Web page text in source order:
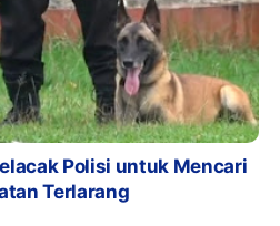
Polisi untuk Mencari
Terlarang